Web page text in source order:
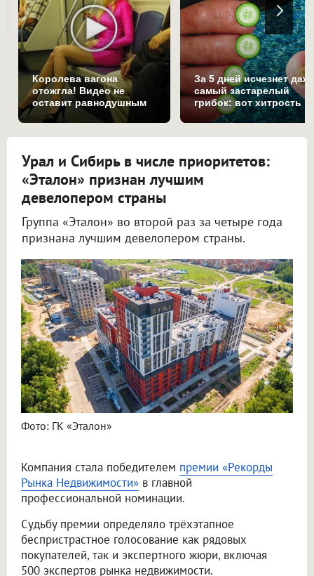
Королева вагона
отожгла! Видео не
оставит равнодушным
За 5 дней исчезнет
самый застарелый
грибок: вот хитрость
Урал и Сибирь в числе приоритетов:
«Эталон» признан лучшим
девелопером страны
Группа «Эталон» во второй раз за четыре года
признана лучшим девелопером страны.
Фото: ГК «Эталон»
Компания стала победителем премии «Рекорды
Рынка Недвижимости» в главной
профессиональной номинации.
Судьбу премии определяло трёхэтапное
беспристрастное голосование как рядовых
покупателей, так и экспертного жюри, включая
500 экспертов рынка недвижимости.